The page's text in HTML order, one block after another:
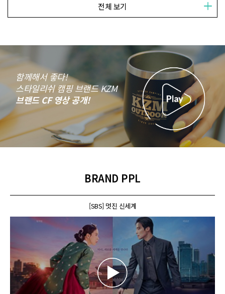
전체 보기
함께해서 좋다!
스타일리쉬 캠핑 브랜드 KZM
브랜드 CF 영상 공개!
BRAND PPL
[SBS] 멋진 신세계